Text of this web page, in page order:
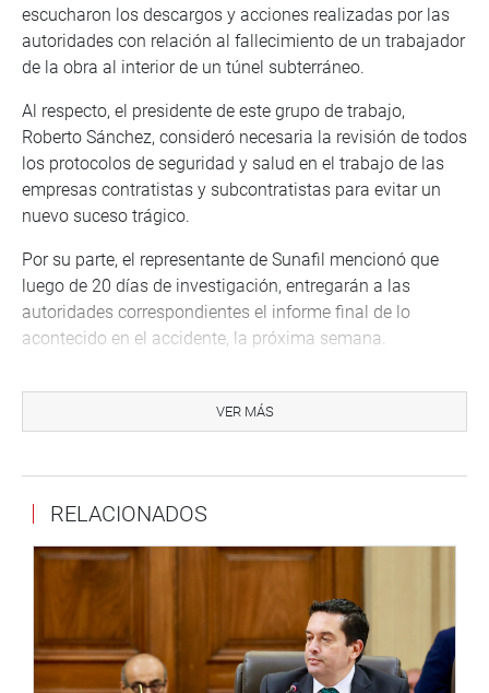
escucharon los descargos y acciones realizadas por las
autoridades con relación al fallecimiento de un trabajador
de la obra al interior de un túnel subterráneo.
Al respecto, el presidente de este grupo de trabajo,
Roberto Sánchez, consideró necesaria la revisión de todos
los protocolos de seguridad y salud en el trabajo de las
empresas contratistas y subcontratistas para evitar un
nuevo suceso trágico.
Por su parte, el representante de Sunafil mencionó que
luego de 20 días de investigación, entregarán a las
autoridades correspondientes el informe final de lo
acontecido en el accidente, la próxima semana.
del Mininter manifestó que se procedió a la incautación,
inmovilización y lacrado de la maquinaria, así como a la
Seguidamente, la comisión resolvió con los
representantes del Ministerio de Producción un conflicto
acontecido con relación a la pesca por parte de
asociaciones de pescadores artesanales en una zona
otorgada de uso exclusivo para la empresa Cosco
Shipping S.A.
Finalmente, los integrantes de este grupo de trabajo
VER MÁS
RELACIONADOS